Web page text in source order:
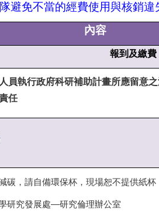
避免不當的經費使用與核銷
內容
報到及繳費
員執行政府科研補助計畫所應留意
任
碳，請自備環保杯，現場恕不提供紙杯
研究發展處—研究倫理辦公室